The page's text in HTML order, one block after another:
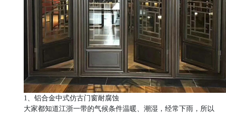
1、铝合金中式仿古门窗耐腐蚀
大家都知道江浙一带的气候条件温暖、潮湿，经常下雨，所以